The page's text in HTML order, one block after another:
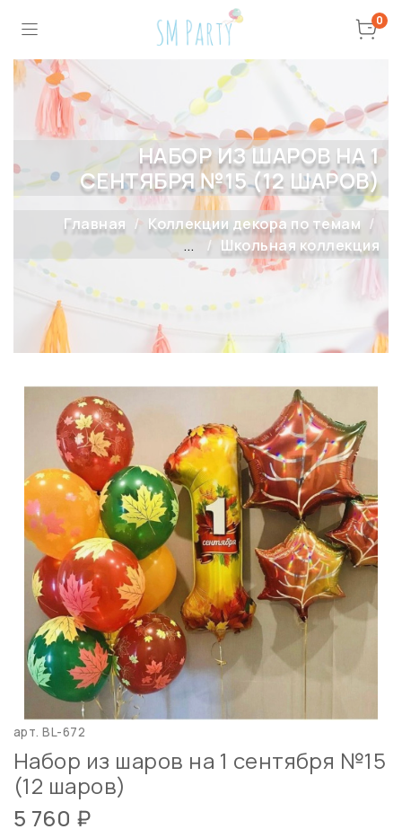
0
НАБОР ИЗ ШАРОВ НА 1
СЕНТЯБРЯ №15 (12 ШАРОВ)
Главная
Коллекции декора по темам
...
Школьная коллекция
арт.BL-672
Набор из шаров на 1 сентября №15
(12 шаров)
5 760 ₽